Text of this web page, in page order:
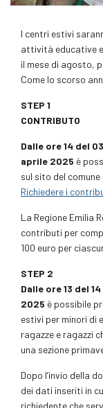
I centri estivi
attività educative
il mese di agosto,
Come lo scorso
STEP 1
CONTRIBUTO
Dalle ore 14 del
aprile 2025 è
sul sito del
Richiedere i
La Regione Emilia
contributi per
100 euro per
STEP 2
Dalle ore 13 del
2025 è possibile
estivi per minori di
ragazze e ragazzi
una sezione
Dopo l’invio della
dei dati inseriti in